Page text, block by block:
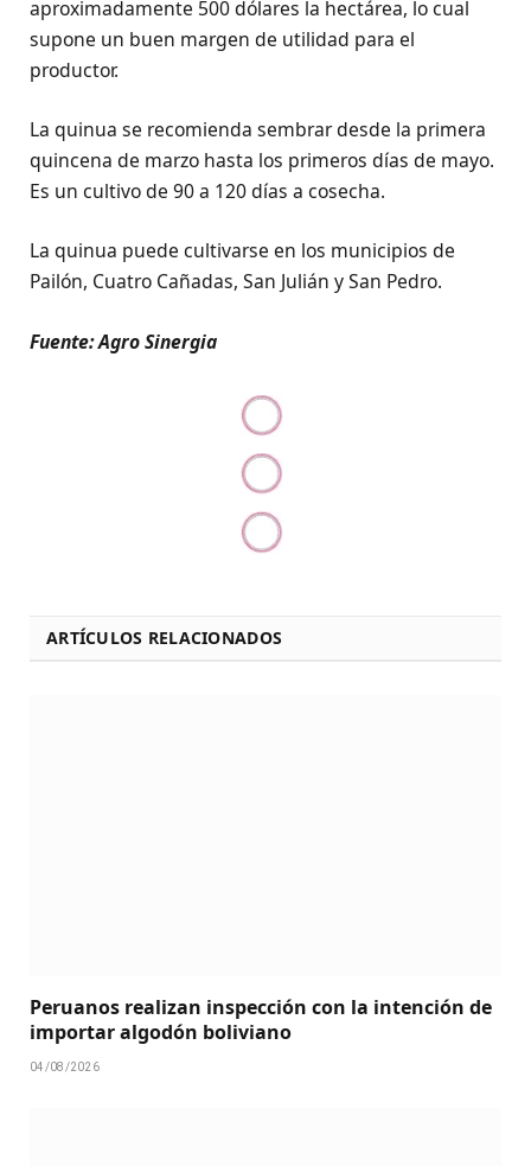
aproximadamente 500 dólares la hectárea, lo cual
supone un buen margen de utilidad para el
productor.
La quinua se recomienda sembrar desde la primera
quincena de marzo hasta los primeros días de mayo.
Es un cultivo de 90 a 120 días a cosecha.
La quinua puede cultivarse en los municipios de
Pailón, Cuatro Cañadas, San Julián y San Pedro.
Fuente: Agro Sinergia
ARTÍCULOS RELACIONADOS
Peruanos realizan inspección con la intención de
importar algodón boliviano
04/08/2026